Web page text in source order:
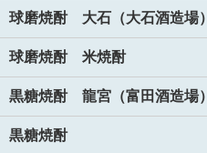
球磨焼酎 大石（大石酒造場）
球磨焼酎 米焼酎
黒糖焼酎 龍宮（富田酒造場）
黒糖焼酎